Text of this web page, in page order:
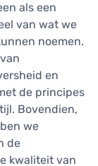
als een
van wat we
noemen.
en
de principes
Bovendien,
we
de
kwaliteit van